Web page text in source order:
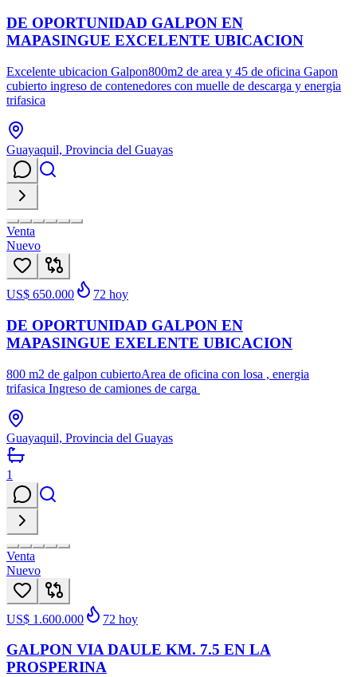
DE OPORTUNIDAD GALPON EN
MAPASINGUE EXCELENTE UBICACION
Excelente ubicacion Galpon800m2 de area y 45 de oficina Gapon
cubierto ingreso de contenedores con muelle de descarga y energia
trifasica
Guayaquil, Provincia del Guayas
Venta
Nuevo
US$ 650.000 72 hoy
DE OPORTUNIDAD GALPON EN
MAPASINGUE EXELENTE UBICACION
800 m2 de galpon cubiertoArea de oficina con losa , energia
trifasica Ingreso de camiones de carga
Guayaquil, Provincia del Guayas
1
Venta
Nuevo
US$ 1.600.000 72 hoy
GALPON VIA DAULE KM. 7.5 EN LA
PROSPERINA